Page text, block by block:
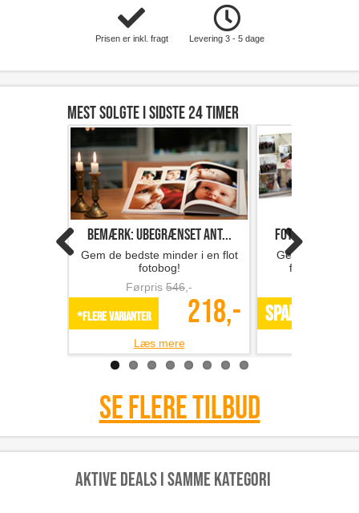
Prisen er inkl. fragt Levering 3 - 5 dage
Mest solgte i sidste 24 timer
Bemærk: Ubegrænset ant...
Gem de bedste minder i en flot
fotobog!
Førpris 546,-
*Flere varianter 218,-
Læs mere
Fotobog med
Gem minderne
fotobog fra
SPAR 49%
Se flere tilbud
Aktive deals i samme kategori